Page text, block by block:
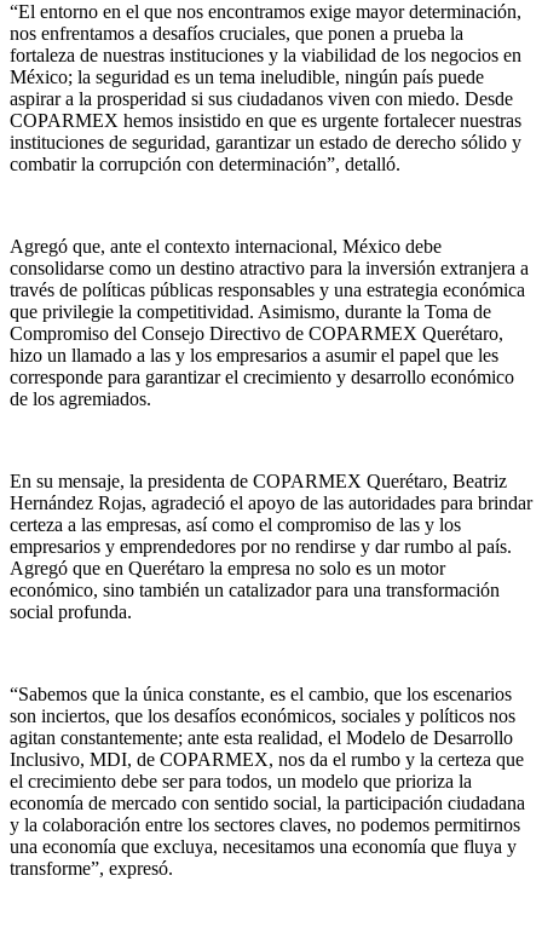
“El entorno en el que nos encontramos exige mayor determinación,
nos enfrentamos a desafíos cruciales, que ponen a prueba la
fortaleza de nuestras instituciones y la viabilidad de los negocios en
México; la seguridad es un tema ineludible, ningún país puede
aspirar a la prosperidad si sus ciudadanos viven con miedo. Desde
COPARMEX hemos insistido en que es urgente fortalecer nuestras
instituciones de seguridad, garantizar un estado de derecho sólido y
combatir la corrupción con determinación”, detalló.
Agregó que, ante el contexto internacional, México debe
consolidarse como un destino atractivo para la inversión extranjera a
través de políticas públicas responsables y una estrategia económica
que privilegie la competitividad. Asimismo, durante la Toma de
Compromiso del Consejo Directivo de COPARMEX Querétaro,
hizo un llamado a las y los empresarios a asumir el papel que les
corresponde para garantizar el crecimiento y desarrollo económico
de los agremiados.
En su mensaje, la presidenta de COPARMEX Querétaro, Beatriz
Hernández Rojas, agradeció el apoyo de las autoridades para brindar
certeza a las empresas, así como el compromiso de las y los
empresarios y emprendedores por no rendirse y dar rumbo al país.
Agregó que en Querétaro la empresa no solo es un motor
económico, sino también un catalizador para una transformación
social profunda.
“Sabemos que la única constante, es el cambio, que los escenarios
son inciertos, que los desafíos económicos, sociales y políticos nos
agitan constantemente; ante esta realidad, el Modelo de Desarrollo
Inclusivo, MDI, de COPARMEX, nos da el rumbo y la certeza que
el crecimiento debe ser para todos, un modelo que prioriza la
economía de mercado con sentido social, la participación ciudadana
y la colaboración entre los sectores claves, no podemos permitirnos
una economía que excluya, necesitamos una economía que fluya y
transforme”, expresó.